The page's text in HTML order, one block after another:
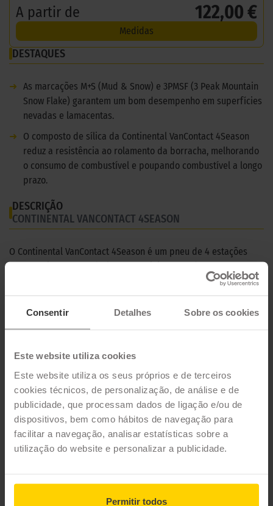
Consentir Detalhes Sobre os cookies
Este website utiliza cookies
Este website utiliza os seus próprios e de terceiros
cookies técnicos, de personalização, de análise e de
publicidade, que processam dados de ligação e/ou de
dispositivos, bem como hábitos de navegação para
facilitar a navegação, analisar estatísticas sobre a
utilização do website e personalizar a publicidade.
Permitir todos
A partir de 122,00 €
Medidas
DESTAQUES
➜ As marcações M+S (Mud & Snow) e 3PMSF (3 Peak Mountain
Snow Flake) garantem um bom desempenho em superfícies
nevadas e lamacentas.
➜
O composto de sílica da Continental VanContact 4Season
reduz a resistência ao rolamento da borracha, melhorando
o consumo de combustível e poupando combustível a longo
prazo.
DESCRIÇÃO
CONTINENTAL VANCONTACT 4SEASON
O Continental VanContact 4Season é um pneu de 4 estações
para camionetas e veículos comerciais capaz de suportar
cargas elevadas em todas as estações e condições das
que não querem preocupar-se com a mudança de pneus ao
CARACTERÍSTICAS TÉCNICAS
Marca
CONTINENTAL
Modelo
VANCONTACT 4SEASON
Estação
4 estações
Tipo de condução
35 MEDIDAS PARA O PNEU
CONTINENTAL VANCONTACT 4SEASON